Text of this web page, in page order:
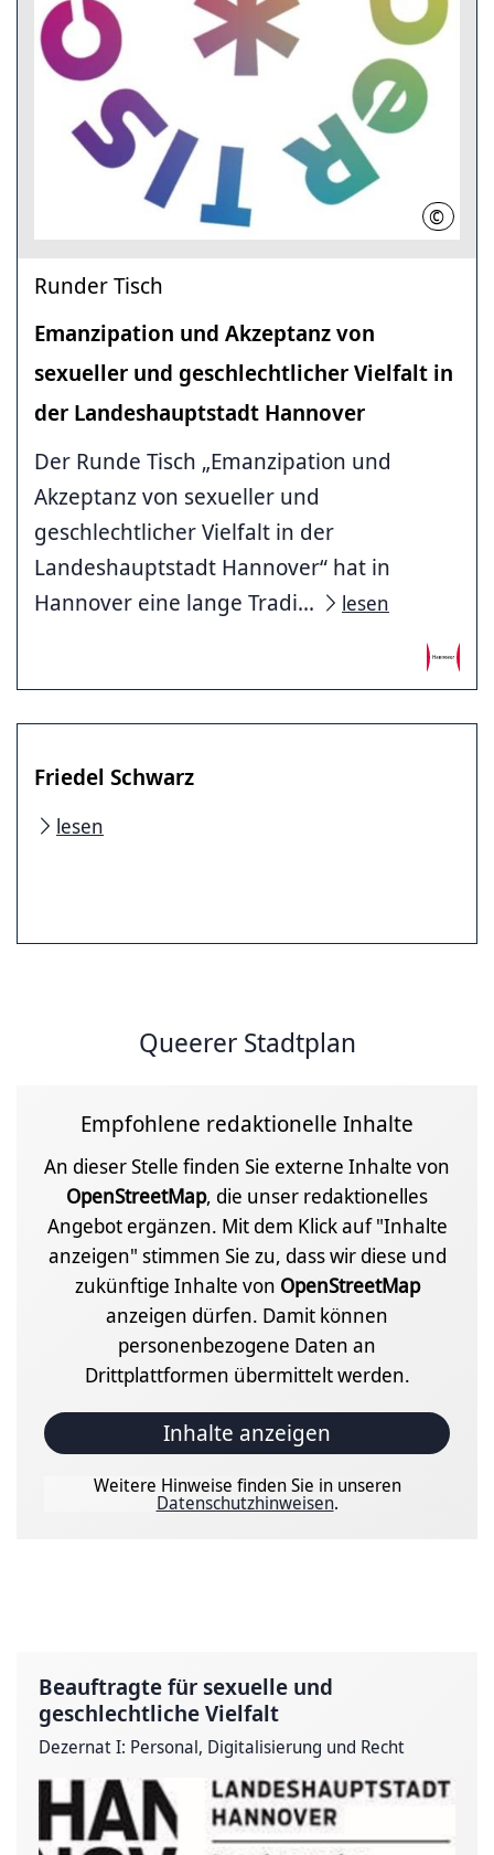
© LHH
Runder Tisch
Emanzipation und Akzeptanz von
sexueller und geschlechtlicher Vielfalt in
der Landeshauptstadt Hannover
Der Runde Tisch „Emanzipation und
Akzeptanz von sexueller und
geschlechtlicher Vielfalt in der
Landeshauptstadt Hannover“ hat in
Hannover eine lange Tradi...
lesen
Friedel Schwarz
lesen
Queerer Stadtplan
Empfohlene redaktionelle Inhalte
An dieser Stelle finden Sie externe Inhalte von
OpenStreetMap, die unser redaktionelles
Angebot ergänzen. Mit dem Klick auf "Inhalte
anzeigen" stimmen Sie zu, dass wir diese und
zukünftige Inhalte von OpenStreetMap
anzeigen dürfen. Damit können
personenbezogene Daten an
Drittplattformen übermittelt werden.
Inhalte anzeigen
Weitere Hinweise finden Sie in unseren
Datenschutzhinweisen.
Beauftragte für sexuelle und
geschlechtliche Vielfalt
Dezernat I: Personal, Digitalisierung und Recht